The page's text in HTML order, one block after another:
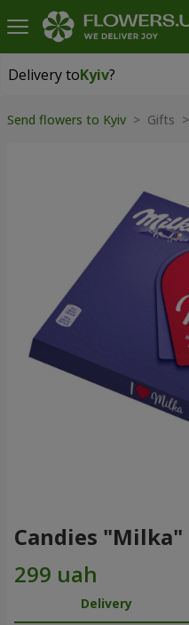
Delivery toKyiv?
Delivery toKyiv
Send flowers to Kyiv > Gifts >
Candies "Milka"
Delivery